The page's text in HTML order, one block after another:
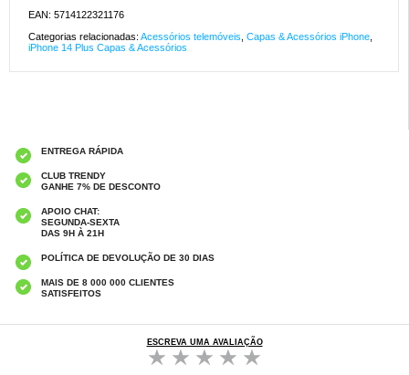
EAN: 5714122321176
Categorias relacionadas: Acessórios telemóveis Capas & Acessórios iPhone
iPhone 14 Plus Capas & Acessórios
ENTREGA RÁPIDA
CLUB TRENDY
GANHE 7% DE DESCONTO
APOIO CHAT:
SEGUNDA-SEXTA
DAS 9H À 21H
POLÍTICA DE DEVOLUÇÃO DE 30 DIAS
MAIS DE 8 000 000 CLIENTES
SATISFEITOS
ESCREVA UMA AVALIAÇÃO